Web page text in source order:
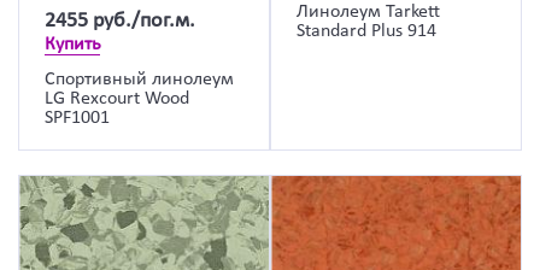
2455 руб./пог.м.
Купить
Спортивный линолеум
LG Rexcourt Wood
SPF1001
Линолеум Tarkett
Standard Plus 914